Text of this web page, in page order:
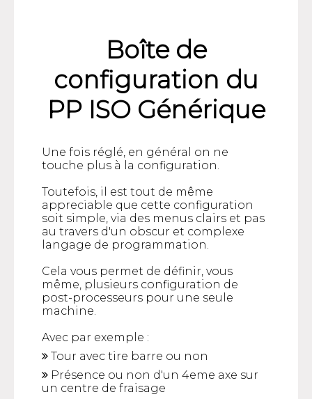
Boîte de
configuration du
PP ISO Générique
Une fois réglé, en général on ne
touche plus à la configuration.
Toutefois, il est tout de même
appreciable que cette configuration
soit simple, via des menus clairs et pas
au travers d'un obscur et complexe
langage de programmation.
Cela vous permet de définir, vous
même, plusieurs configuration de
post-processeurs pour une seule
machine.
Avec par exemple :
Tour avec tire barre ou non
Présence ou non d'un 4eme axe sur
un centre de fraisage